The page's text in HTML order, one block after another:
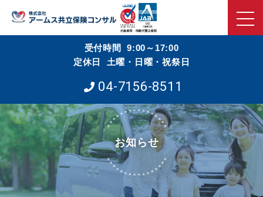
受付時間 9:00～17:00
定休日 土曜・日曜・祝祭日
04-7156-8511
お知らせ